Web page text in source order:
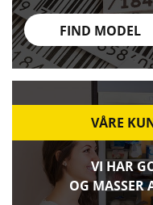
FIND MODEL
VÅRE
VI HAR
OG MASSER